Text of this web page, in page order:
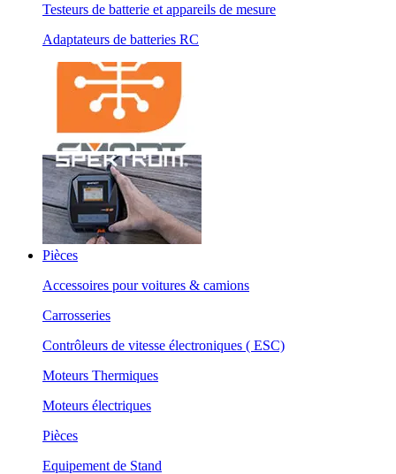
Testeurs de batterie et appareils de mesure
Adaptateurs de batteries RC
Pièces
Accessoires pour voitures & camions
Carrosseries
Contrôleurs de vitesse électroniques ( ESC)
Moteurs Thermiques
Moteurs électriques
Pièces
Equipement de Stand